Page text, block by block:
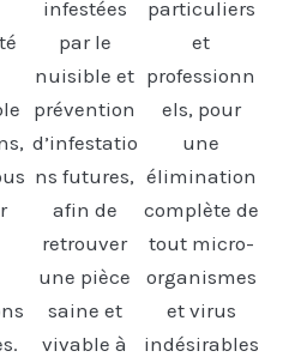
infestées
par le
nuisible et
prévention
d’infestatio
ns futures,
afin de
retrouver
une pièce
saine et
vivable à
particuliers
et
professionn
els, pour
une
élimination
complète de
tout micro-
organismes
et virus
indésirables